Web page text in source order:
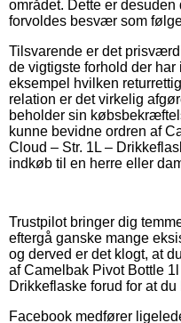
området. Dette er
forvoldes besvær som
Tilsvarende er det
de vigtigste forhold der har
eksempel hvilken
relation er det virkelig
beholder sin
kunne bevidne ordren af
Cloud – Str. 1L –
indkøb til en herre eller
Trustpilot bringer dig
eftergå ganske mange
og derved er det klogt, at
af Camelbak Pivot Bottle
Drikkeflaske forud for at du
Facebook medfører